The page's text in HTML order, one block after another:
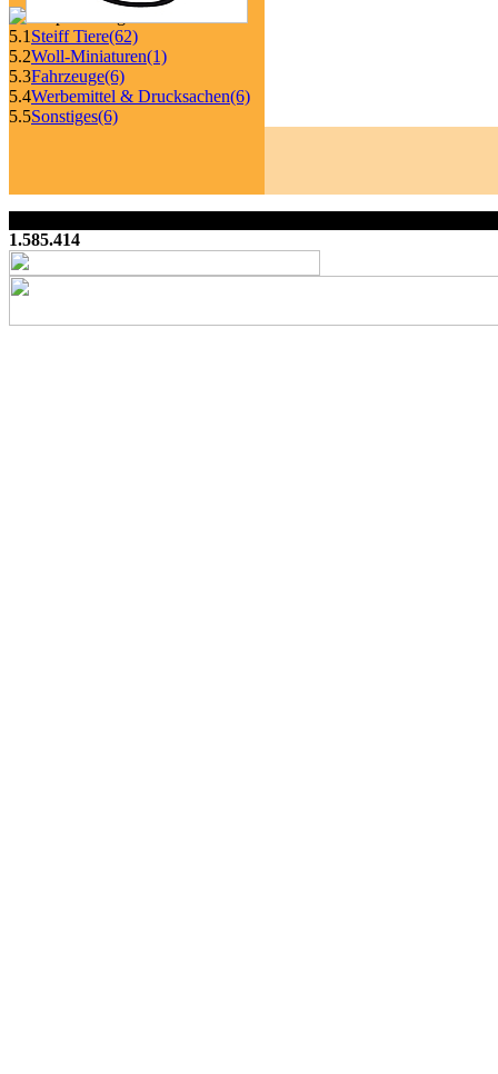
5.1 Steiff Tiere(62)
5.2Woll-Miniaturen(1)
5.3Fahrzeuge(6)
5.4Werbemittel & Drucksachen(6)
5.5Sonstiges(6)
1.585.414